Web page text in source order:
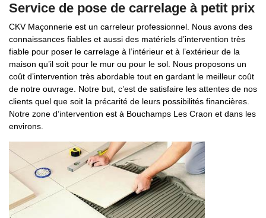
Service de pose de carrelage à petit prix
CKV Maçonnerie est un carreleur professionnel. Nous avons des
connaissances fiables et aussi des matériels d’intervention très
fiable pour poser le carrelage à l’intérieur et à l’extérieur de la
maison qu’il soit pour le mur ou pour le sol. Nous proposons un
coût d’intervention très abordable tout en gardant le meilleur coût
de notre ouvrage. Notre but, c’est de satisfaire les attentes de nos
clients quel que soit la précarité de leurs possibilités financières.
Notre zone d’intervention est à Bouchamps Les Craon et dans les
environs.